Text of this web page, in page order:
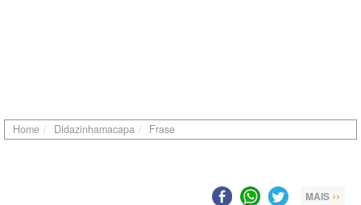
Home Didazinhamacapa Frase
MAIS ››